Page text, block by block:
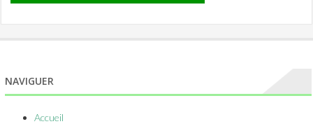
NAVIGUER
Accueil